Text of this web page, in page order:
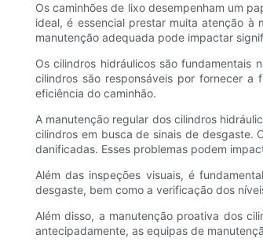
Os caminhões de lixo desempenham um
ideal, é essencial prestar muita atenção à
manutenção adequada pode impactar
Os cilindros hidráulicos são fundamentais
cilindros são responsáveis ​​por fornecer a
eficiência do caminhão.
A manutenção regular dos cilindros
cilindros em busca de sinais de desgaste.
danificadas. Esses problemas podem
Além das inspeções visuais, é
desgaste, bem como a verificação dos
Além disso, a manutenção proativa dos
antecipadamente, as equipas de